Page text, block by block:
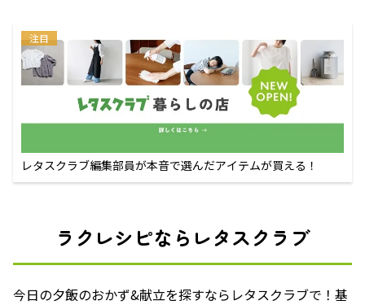
注目
レタスクラブ編集部員が本音で選んだアイテムが買える！
ラクレシピならレタスクラブ
今日の夕飯のおかず&献立を探すならレタスクラブで！基